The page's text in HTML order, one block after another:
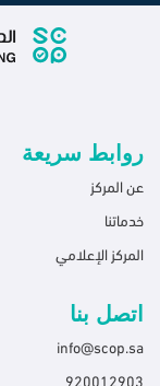
روابط سريعة
عن المركز
خدماتنا
المركز الإعلامي
اتصل بنا
info@scop.sa